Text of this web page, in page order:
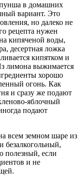
в домашних
вариант. Это
но далеко не
рецепта нужен
кипяченой воды,
десертная ложка
кипятком и
лимона выжимается
хорошо
огонь. Как
и сразу же подают
яблочный
подают
всем земном шаре из
безалкогольный,
полезный, если
и не